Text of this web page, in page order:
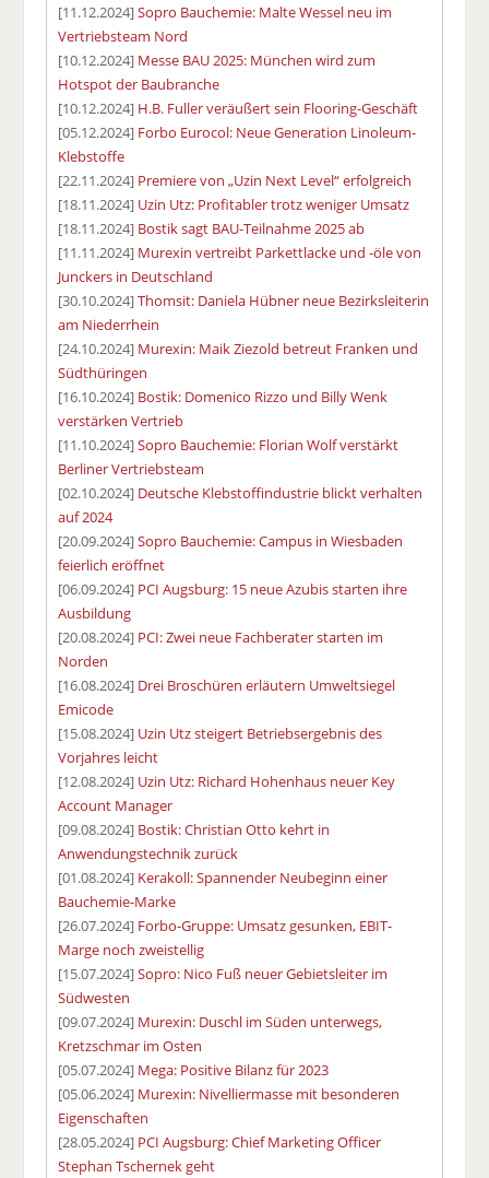
[11.12.2024]Sopro Bauchemie: Malte Wessel neu im
Vertriebsteam Nord
[10.12.2024] Messe BAU 2025: München wird zum
Hotspot der Baubranche
[10.12.2024] H.B. Fuller veräußert sein Flooring-Geschäft
[05.12.2024] Forbo Eurocol: Neue Generation Linoleum-
Klebstoffe
[22.11.2024] Premiere von „Uzin Next Level“ erfolgreich
[18.11.2024] Uzin Utz: Profitabler trotz weniger Umsatz
[18.11.2024] Bostik sagt BAU-Teilnahme 2025 ab
[11.11.2024] Murexin vertreibt Parkettlacke und -öle von
Junckers in Deutschland
[30.10.2024]Thomsit: Daniela Hübner neue Bezirksleiterin
am Niederrhein
[24.10.2024] Murexin: Maik Ziezold betreut Franken und
Südthüringen
[16.10.2024] Bostik: Domenico Rizzo und Billy Wenk
verstärken Vertrieb
[11.10.2024]Sopro Bauchemie: Florian Wolf verstärkt
Berliner Vertriebsteam
[02.10.2024] Deutsche Klebstoffindustrie blickt verhalten
auf 2024
[20.09.2024]Sopro Bauchemie: Campus in Wiesbaden
feierlich eröffnet
[06.09.2024] PCI Augsburg: 15 neue Azubis starten ihre
Ausbildung
[20.08.2024] PCI: Zwei neue Fachberater starten im
Norden
[16.08.2024] Drei Broschüren erläutern Umweltsiegel
Emicode
[15.08.2024] Uzin Utz steigert Betriebsergebnis des
Vorjahres leicht
[12.08.2024] Uzin Utz: Richard Hohenhaus neuer Key
Account Manager
[09.08.2024] Bostik: Christian Otto kehrt in
Anwendungstechnik zurück
[01.08.2024] Kerakoll: Spannender Neubeginn einer
Bauchemie-Marke
[26.07.2024] Forbo-Gruppe: Umsatz gesunken, EBIT-
Marge noch zweistellig
[15.07.2024]Sopro: Nico Fuß neuer Gebietsleiter im
Südwesten
[09.07.2024] Murexin: Duschl im Süden unterwegs,
Kretzschmar im Osten
[05.07.2024] Mega: Positive Bilanz für 2023
[05.06.2024] Murexin: Nivelliermasse mit besonderen
Eigenschaften
[28.05.2024] PCI Augsburg: Chief Marketing Officer
Stephan Tschernek geht